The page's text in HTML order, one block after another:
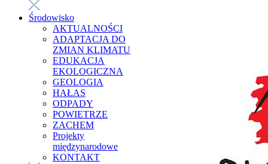
Środowisko
AKTUALNOŚCI
ADAPTACJA DO
ZMIAN KLIMATU
EDUKACJA
EKOLOGICZNA
GEOLOGIA
HAŁAS
ODPADY
POWIETRZE
ZACHEM
Projekty
międzynarodowe
KONTAKT